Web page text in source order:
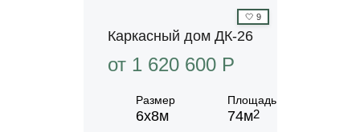
🤍 9
Каркасный дом ДК-26
от 1 620 600 P
Размер
6х8м
Площадь
74м2